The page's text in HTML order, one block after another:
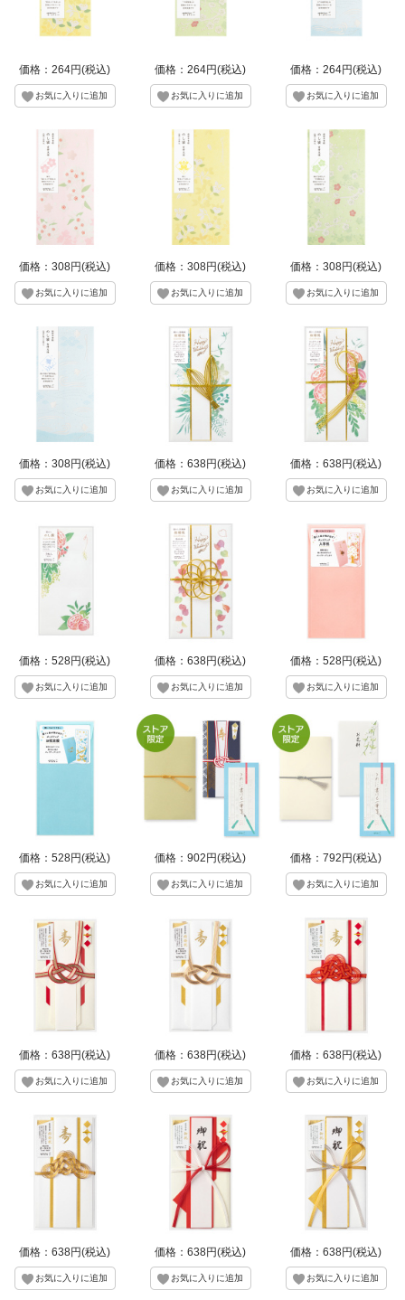
価格：264円(税込) 価格：264円(税込) 価格：264円(税込)
価格：308円(税込) 価格：308円(税込) 価格：308円(税込)
価格：308円(税込) 価格：638円(税込) 価格：638円(税込)
価格：528円(税込) 価格：638円(税込) 価格：528円(税込)
価格：528円(税込) 価格：902円(税込) 価格：792円(税込)
価格：638円(税込) 価格：638円(税込) 価格：638円(税込)
価格：638円(税込) 価格：638円(税込) 価格：638円(税込)